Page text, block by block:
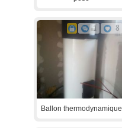
1 8
Ballon thermodynamique